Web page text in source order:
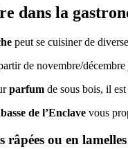
dans la
peut se cuisiner de
de novembre/
parfum de sous bois, il
de l’Enclave vous
râpées ou en lamelles